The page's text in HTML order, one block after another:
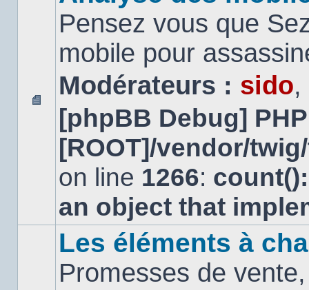
Aucun
message
non
Pensez vous que
mobile pour
Modérateurs : sido,
[phpBB Debug]
[ROOT]/vendor/
on line 1266:
an object that
Les éléments à
Promesses de